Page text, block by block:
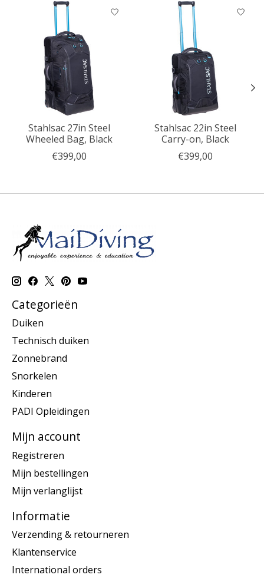
Items van productcarrousel
Stahlsac 27in Steel
Wheeled Bag, Black
€399,00
Stahlsac 22in Steel
Carry-on, Black
€399,00
Categorieën
Duiken
Technisch duiken
Zonnebrand
Snorkelen
Kinderen
PADI Opleidingen
Mijn account
Registreren
Mijn bestellingen
Mijn verlanglijst
Informatie
Verzending & retourneren
Klantenservice
International orders